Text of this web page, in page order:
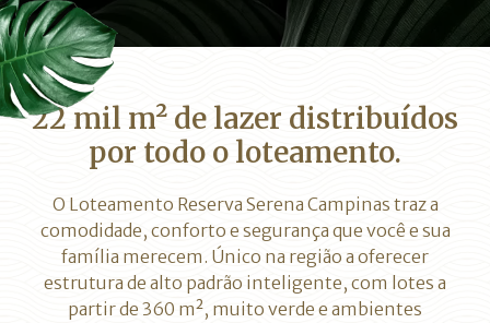
22 mil m² de lazer distribuídos
por todo o loteamento.
O Loteamento Reserva Serena Campinas traz a
comodidade, conforto e segurança que você e sua
família merecem. Único na região a oferecer
estrutura de alto padrão inteligente, com lotes a
partir de 360 m², muito verde e ambientes